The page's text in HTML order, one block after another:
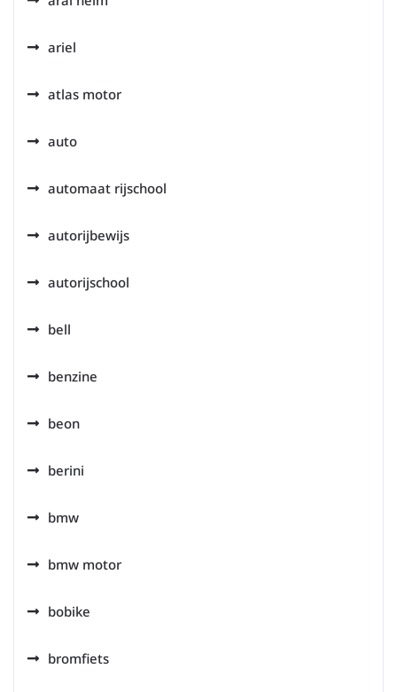
ariel
atlas motor
auto
automaat rijschool
autorijbewijs
autorijschool
bell
benzine
beon
berini
bmw
bmw motor
bobike
bromfiets